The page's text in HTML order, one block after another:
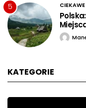
5
KATEGORIE